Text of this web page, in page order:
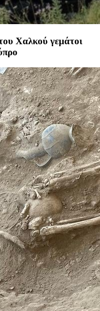
Χαλκού γεμάτοι